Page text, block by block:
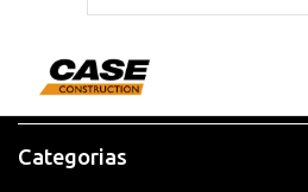
Categorias